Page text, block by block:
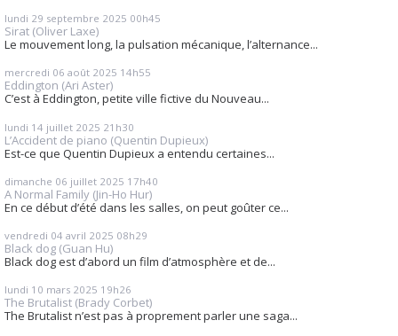
lundi 29 septembre 2025 00h45
Sirat (Oliver Laxe)
Le mouvement long, la pulsation mécanique, l’alternance...
mercredi 06 août 2025 14h55
Eddington (Ari Aster)
C’est à Eddington, petite ville fictive du Nouveau...
lundi 14 juillet 2025 21h30
L’Accident de piano (Quentin Dupieux)
Est-ce que Quentin Dupieux a entendu certaines...
dimanche 06 juillet 2025 17h40
A Normal Family (Jin-Ho Hur)
En ce début d’été dans les salles, on peut goûter ce...
vendredi 04 avril 2025 08h29
Black dog (Guan Hu)
Black dog est d’abord un film d’atmosphère et de...
lundi 10 mars 2025 19h26
The Brutalist (Brady Corbet)
The Brutalist n’est pas à proprement parler une saga...